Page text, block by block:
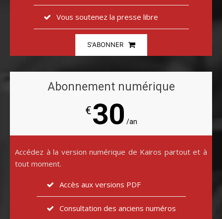
Vous soutenez la presse libre
S'ABONNER
Abonnement numérique
€30 /an
Accédez à la version numérique de Kairos partout et à
tout moment.
Accès aux versions PDF
Consultation des anciens numéros